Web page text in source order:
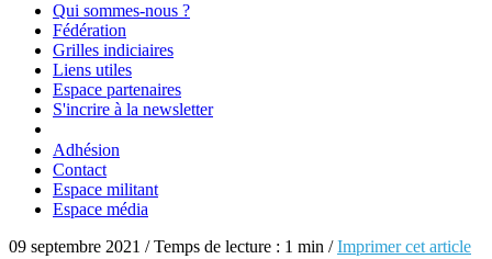
Qui sommes-nous ?
Fédération
Grilles indiciaires
Liens utiles
Espace partenaires
S'incrire à la newsletter
Adhésion
Contact
Espace militant
Espace média
09 septembre 2021 / Temps de lecture : 1 min /Imprimer cet article